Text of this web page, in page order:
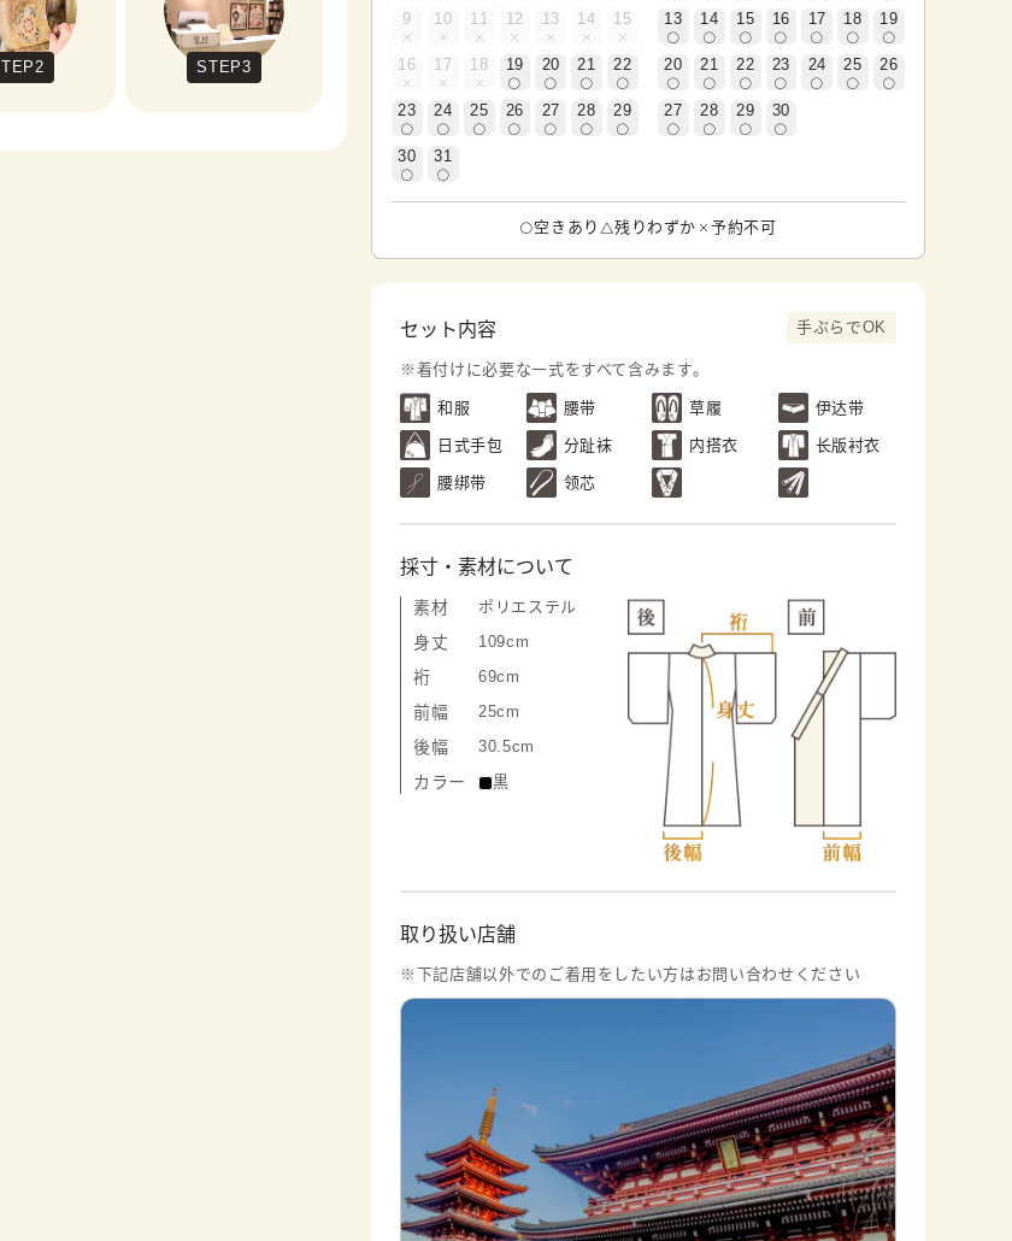
STEP3
9 10 11 12 13 14 15
16 17 18 19 20 21 22
23 24 25 26 27 28 29
30 31
13 14 15 16 17 18 19
20 21 22 23 24 25 26
27 28 29 30
空きあり 残りわずか 予約不可
セット内容 手ぶらでOK
※着付けに必要な一式をすべて含みます。
和服 腰带 草履 伊达带
日式手包 分趾袜 内搭衣 长版衬衣
腰绑带 领芯
採寸・素材について
素材 ポリエステル
身丈 109cm
裄 69cm
前幅 25cm
後幅 30.5cm
カラー 黒
取り扱い店舗
※下記店舗以外でのご着用をしたい方はお問い合わせください